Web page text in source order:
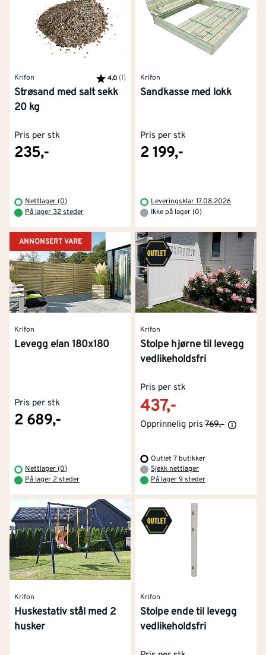
Krifon Karakter:
4.0 (1) av 5 mulige
Strøsand med salt sekk
20 kg
Pris per stk
235,-
Nettlager (0)
På lager 32 steder
Krifon
Sandkasse med lokk
Pris per stk
2 199,-
Leveringsklar 17.08.2026
Ikke på lager (0)
ANNONSERT VARE
Krifon
Levegg elan 180x180
Pris per stk
2 689,-
Nettlager (0)
På lager 2 steder
Krifon
Stolpe hjørne til levegg
vedlikeholdsfri
Pris per stk
437,-
Opprinnelig pris769,-
Outlet 7 butikker
Sjekk nettlager
På lager 9 steder
Krifon
Huskestativ stål med 2
husker
Krifon
Stolpe ende til levegg
vedlikeholdsfri